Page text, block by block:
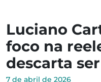
Luciano
foco na
descarta
7 de abril de 2026